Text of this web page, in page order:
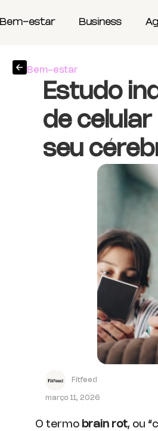
Bem-estar Business
Bem-estar
Estudo
de
seu
Fitfeed
março 11, 2026
O termo brain rot, ou